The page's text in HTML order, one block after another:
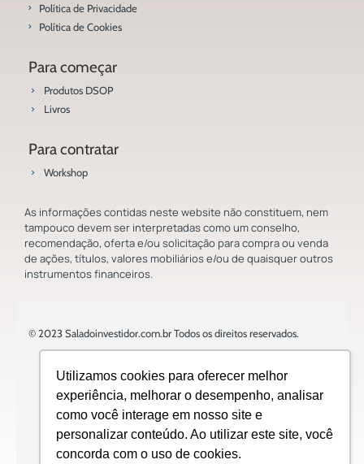
Utilizamos cookies para oferecer melhor
experiência, melhorar o desempenho, analisar
como você interage em nosso site e
personalizar conteúdo. Ao utilizar este site, você
concorda com o uso de cookies.
Política de Privacidade
Política de Cookies
Para começar
Produtos DSOP
Livros
Para contratar
Workshop
As informações contidas neste website não constituem, nem
tampouco devem ser interpretadas como um conselho,
recomendação, oferta e/ou solicitação para compra ou venda
de ações, títulos, valores mobiliários e/ou de quaisquer outros
instrumentos financeiros.
© 2023 Saladoinvestidor.com.br Todos os direitos reservados.
Design: